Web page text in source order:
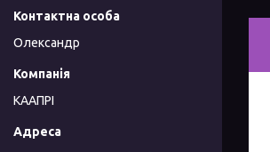
Олександр
КААПРІ